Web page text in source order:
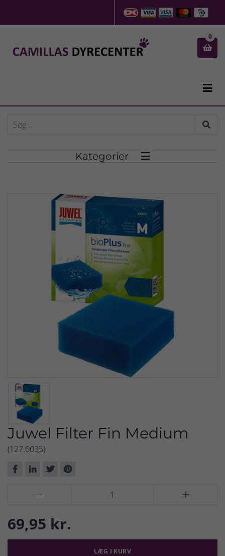

0

Kategorier 
Juwel Filter Fin Medium
(127.6035)
 
69,95 kr.
LÆG I KURV